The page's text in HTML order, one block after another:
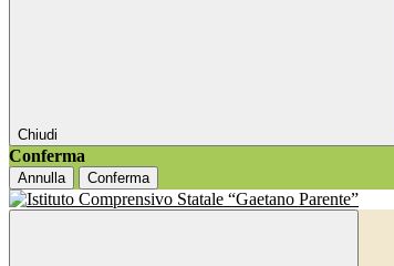
Chiudi
Conferma
Annulla Conferma